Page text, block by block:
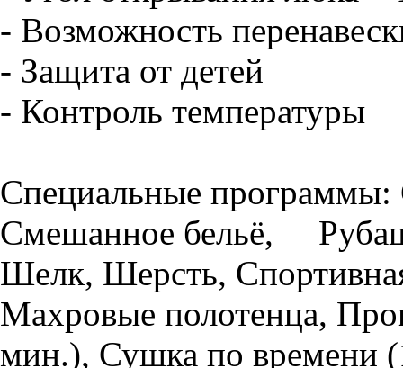
- Возможность
- Защита от детей
- Контроль температуры
Специальные программы:
Смешанное бельё,
Шелк, Шерсть,
Махровые полотенца,
мин.), Сушка по времени